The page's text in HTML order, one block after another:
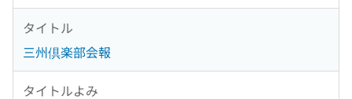
タイトル
三州倶楽部会報
タイトルよみ